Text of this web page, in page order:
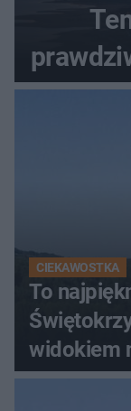
CIEKAWOSTKA
To
widokiem